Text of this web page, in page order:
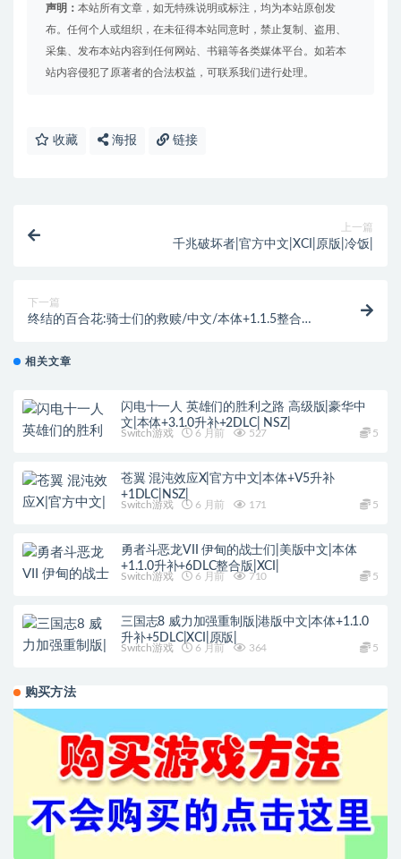
声明： 本站所有文章，如无特殊说明或标注，均为本站原创发
布。任何个人或组织，在未征得本站同意时，禁止复制、盗用、
采集、发布本站内容到任何网站、书籍等各类媒体平台。如若本
站内容侵犯了原著者的合法权益，可联系我们进行处理。
收藏 海报 链接
上一篇
千兆破坏者|官方中文|XCI|原版|冷饭|
下一篇
终结的百合花:骑士们的救赎/中文/本体+1.1.5整合
相关文章
闪电十一人 英雄们的胜利之路 高级版|豪华中
文|本体+3.1.0升补+2DLC| NSZ|
Switch游戏 6 月前 527 5
苍翼 混沌效应X|官方中文|本体+V5升补
+1DLC|NSZ|
Switch游戏 6 月前 171 5
勇者斗恶龙VII 伊甸的战士们|美版中文|本体
+1.1.0升补+6DLC整合版|XCI|
Switch游戏 6 月前 710 5
三国志8 威力加强重制版|港版中文|本体+1.1.0
升补+5DLC|XCI|原版|
Switch游戏 6 月前 364 5
购买方法